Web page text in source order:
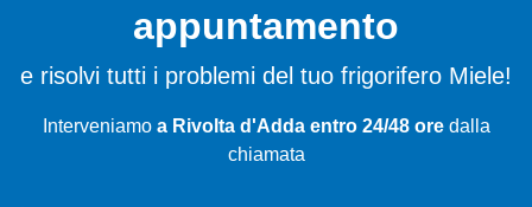
appuntamento
e risolvi tutti i problemi del tuo frigorifero Miele!
Interveniamo a Rivolta d'Adda entro 24/48 oredalla
chiamata